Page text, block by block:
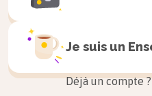
Pour ne pas rester
solitude, la
Je suis un
Déjà un compte